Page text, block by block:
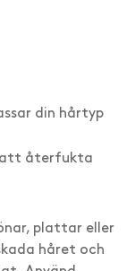
din hårtyp
återfukta
plattar eller
håret och